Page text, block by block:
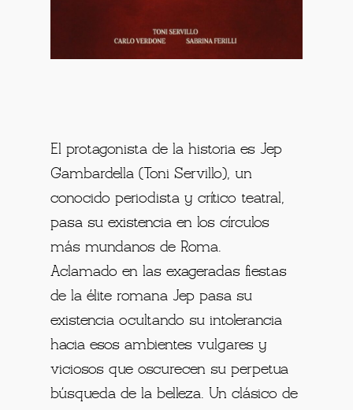
El protagonista de la historia es Jep
Gambardella (Toni Servillo), un
conocido periodista y crítico teatral,
pasa su existencia en los círculos
más mundanos de Roma.
Aclamado en las exageradas fiestas
de la élite romana Jep pasa su
existencia ocultando su intolerancia
hacia esos ambientes vulgares y
viciosos que oscurecen su perpetua
búsqueda de la belleza. Un clásico de